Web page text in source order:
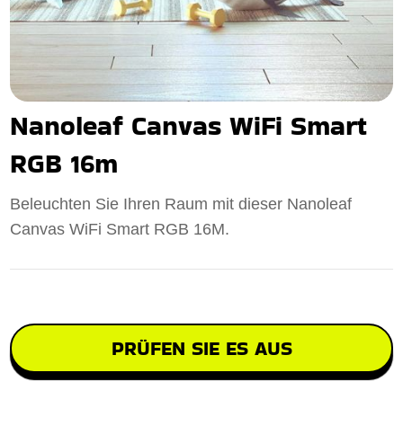
Nanoleaf Canvas WiFi Smart
RGB 16m
Beleuchten Sie Ihren Raum mit dieser Nanoleaf
Canvas WiFi Smart RGB 16M.
PRÜFEN SIE ES AUS